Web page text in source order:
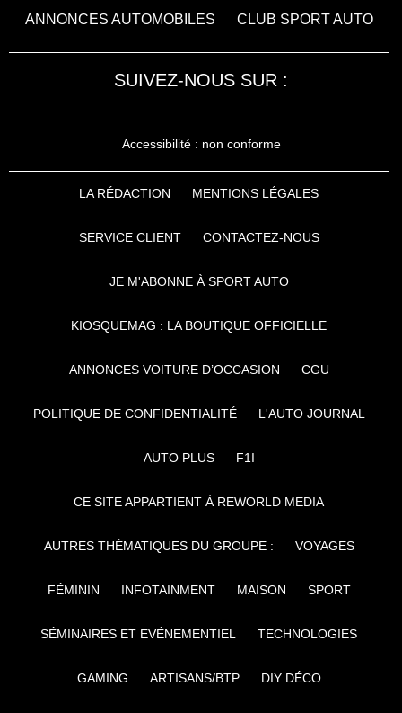
ANNONCES AUTOMOBILES
CLUB SPORT AUTO
SUIVEZ-NOUS SUR :
Accessibilité : non conforme
LA RÉDACTION MENTIONS LÉGALES
SERVICE CLIENT CONTACTEZ-NOUS
JE M'ABONNE À SPORT AUTO
KIOSQUEMAG : LA BOUTIQUE OFFICIELLE
ANNONCES VOITURE D’OCCASION CGU
POLITIQUE DE CONFIDENTIALITÉ L'AUTO JOURNAL
AUTO PLUS F1I
CE SITE APPARTIENT À REWORLD MEDIA
AUTRES THÉMATIQUES DU GROUPE : VOYAGES
FÉMININ INFOTAINMENT MAISON SPORT
SÉMINAIRES ET EVÉNEMENTIEL TECHNOLOGIES
GAMING ARTISANS/BTP DIY DÉCO